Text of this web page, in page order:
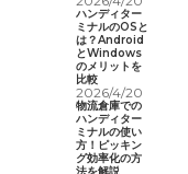
ハンディター
ミナルのOSと
は？Android
とWindows
のメリットを
比較
2026/4/20
物流倉庫での
ハンディター
ミナルの使い
方！ピッキン
グ効率化の方
法を解説